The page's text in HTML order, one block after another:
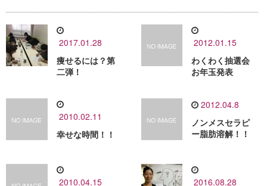
2017.01.28
痩せるには？第
二弾！
2012.01.15
わくわく抽選会
お年玉発表
2010.02.11
幸せな時間！！
2012.04.8
ノンメスセラピ
ー脂肪溶解！！
2010.04.15 2016.08.28